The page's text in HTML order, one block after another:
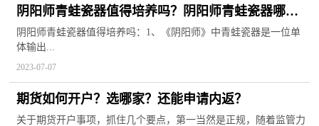
阴阳师青蛙瓷器值得培养吗？阴阳师青蛙瓷器哪里
最多？
阴阳师青蛙瓷器值得培养吗：1、《阴阳师》中青蛙瓷器是一位单
体输出...
2023-07-07
期货如何开户？选哪家？还能申请内返？
关于期货开户事项，抓住几个要点，第一当然是正规，随着监管力